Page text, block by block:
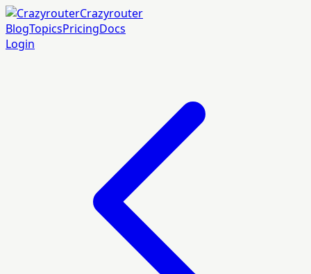
Crazyrouter
BlogTopicsPricingDocs
Login